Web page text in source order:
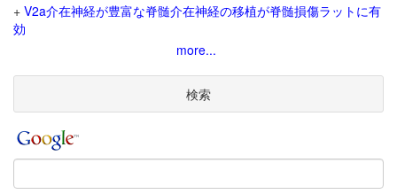
+ V2a介在神経が豊富な脊髄介在神経の移植が脊髄損傷ラットに有
効
more...
検索